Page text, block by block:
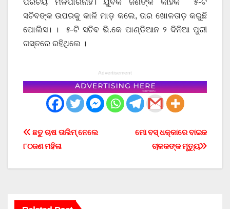
ସଚିବଙ୍କ ଉପରକୁ କାଳି ମାଡ଼ କଲେ, ତାର ଖୋଳତାଡ଼ କରୁଛି
ପୋଲିସ। । ୫-ଟି ସଚିବ ଭି.କେ ପାଣ୍ଡିଆନ ୨ ଦିନିଆ ପୁରୀ
ଗସ୍ତରେ ରହିଥିଲେ ।
Advertisement
Post
navigation
ମୋ ବସ୍ ଧକ୍କାରେ ବାଇକ
ଚାଳକଙ୍କ ମୃତ୍ୟୁ
ଛତୁ ଚାଷ ତାଲିମ୍ ନେଲେ
୮୦ଜଣ ମହିଳା